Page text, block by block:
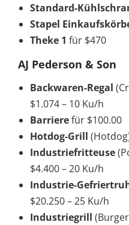
Standard-
Stapel
Theke 1 für $470
AJ Pederson & Son
Backwaren-Regal
$1.074 – 10 Ku/h
Barrierefür $100.00
Hotdog-Grill
Industriefritteuse
$4.400 – 20 Ku/h
Industrie-
$20.250 – 25 Ku/h
Industriegrill